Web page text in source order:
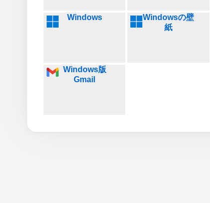
Windows
Windowsの壁
紙
Windows版
Gmail